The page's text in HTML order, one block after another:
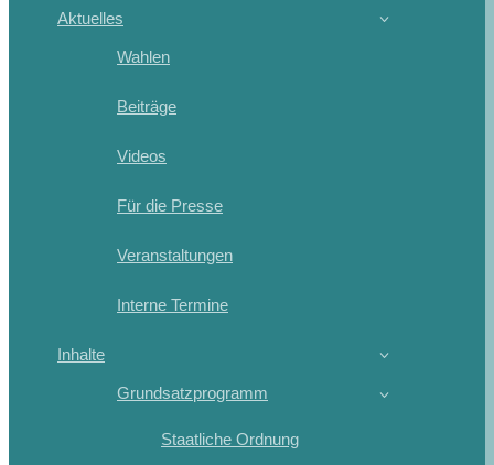
Aktuelles
Wahlen
Beiträge
Videos
Für die Presse
Veranstaltungen
Interne Termine
Inhalte
Grundsatzprogramm
Staatliche Ordnung